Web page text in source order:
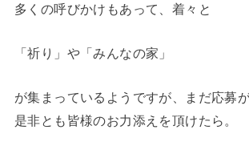
多くの呼びかけもあって、着々と
「祈り」や「みんなの家」
が集まっているようですが、まだ応募
是非とも皆様のお力添えを頂けたら。